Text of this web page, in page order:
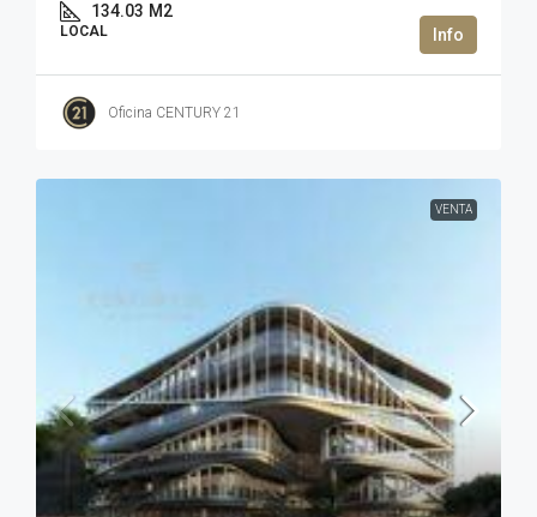
134.03 M2
LOCAL
Oficina CENTURY 21
VENTA